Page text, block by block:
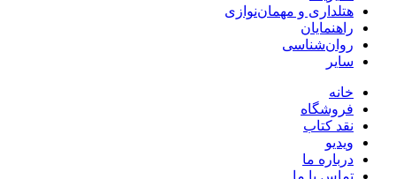
هتلداری و مهمان‌نوازی
راهنمایان
روان‌شناسی
سایر
خانه
فروشگاه
نقد کتاب
ویدیو
درباره‌ ما
تماس با ما